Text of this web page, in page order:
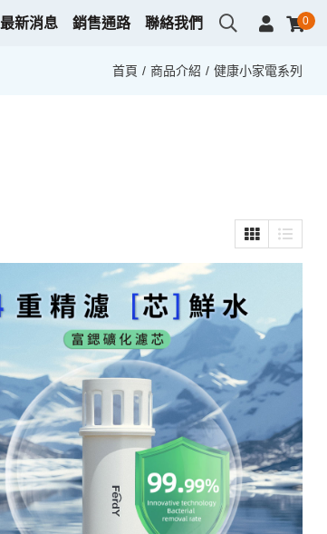
最新消息 銷售通路 聯絡我們 0
首頁 商品介紹 健康小家電系列